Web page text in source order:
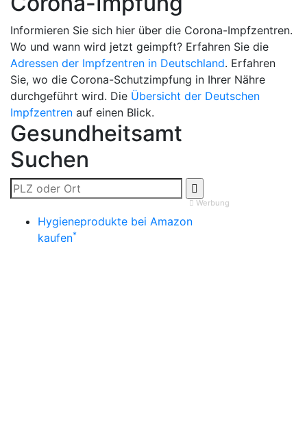
Informieren Sie sich hier über die Corona-Impfzentren.
Wo und wann wird jetzt geimpft? Erfahren Sie die
Adressen der Impfzentren in Deutschland. Erfahren
Sie, wo die Corona-Schutzimpfung in Ihrer Nähre
durchgeführt wird. Die Übersicht der Deutschen
Impfzentren auf einen Blick.
Gesundheitsamt
Suchen
Werbung
Hygieneprodukte bei Amazon
kaufen*